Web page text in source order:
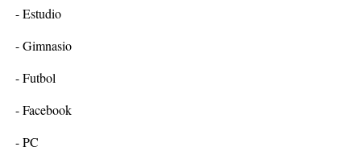
- Estudio
- Gimnasio
- Futbol
- Facebook
- PC